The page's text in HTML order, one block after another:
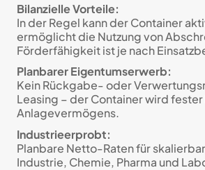
Bilanzielle Vorteile:
In der Regel kann der Container
ermöglicht die Nutzung von
Förderfähigkeit ist je nach
Planbarer Eigentumserwerb:
Kein Rückgabe- oder
Leasing – der Container wird
Anlagevermögens.
Industrieerprobt:
Planbare Netto-Raten für
Industrie, Chemie, Pharma und